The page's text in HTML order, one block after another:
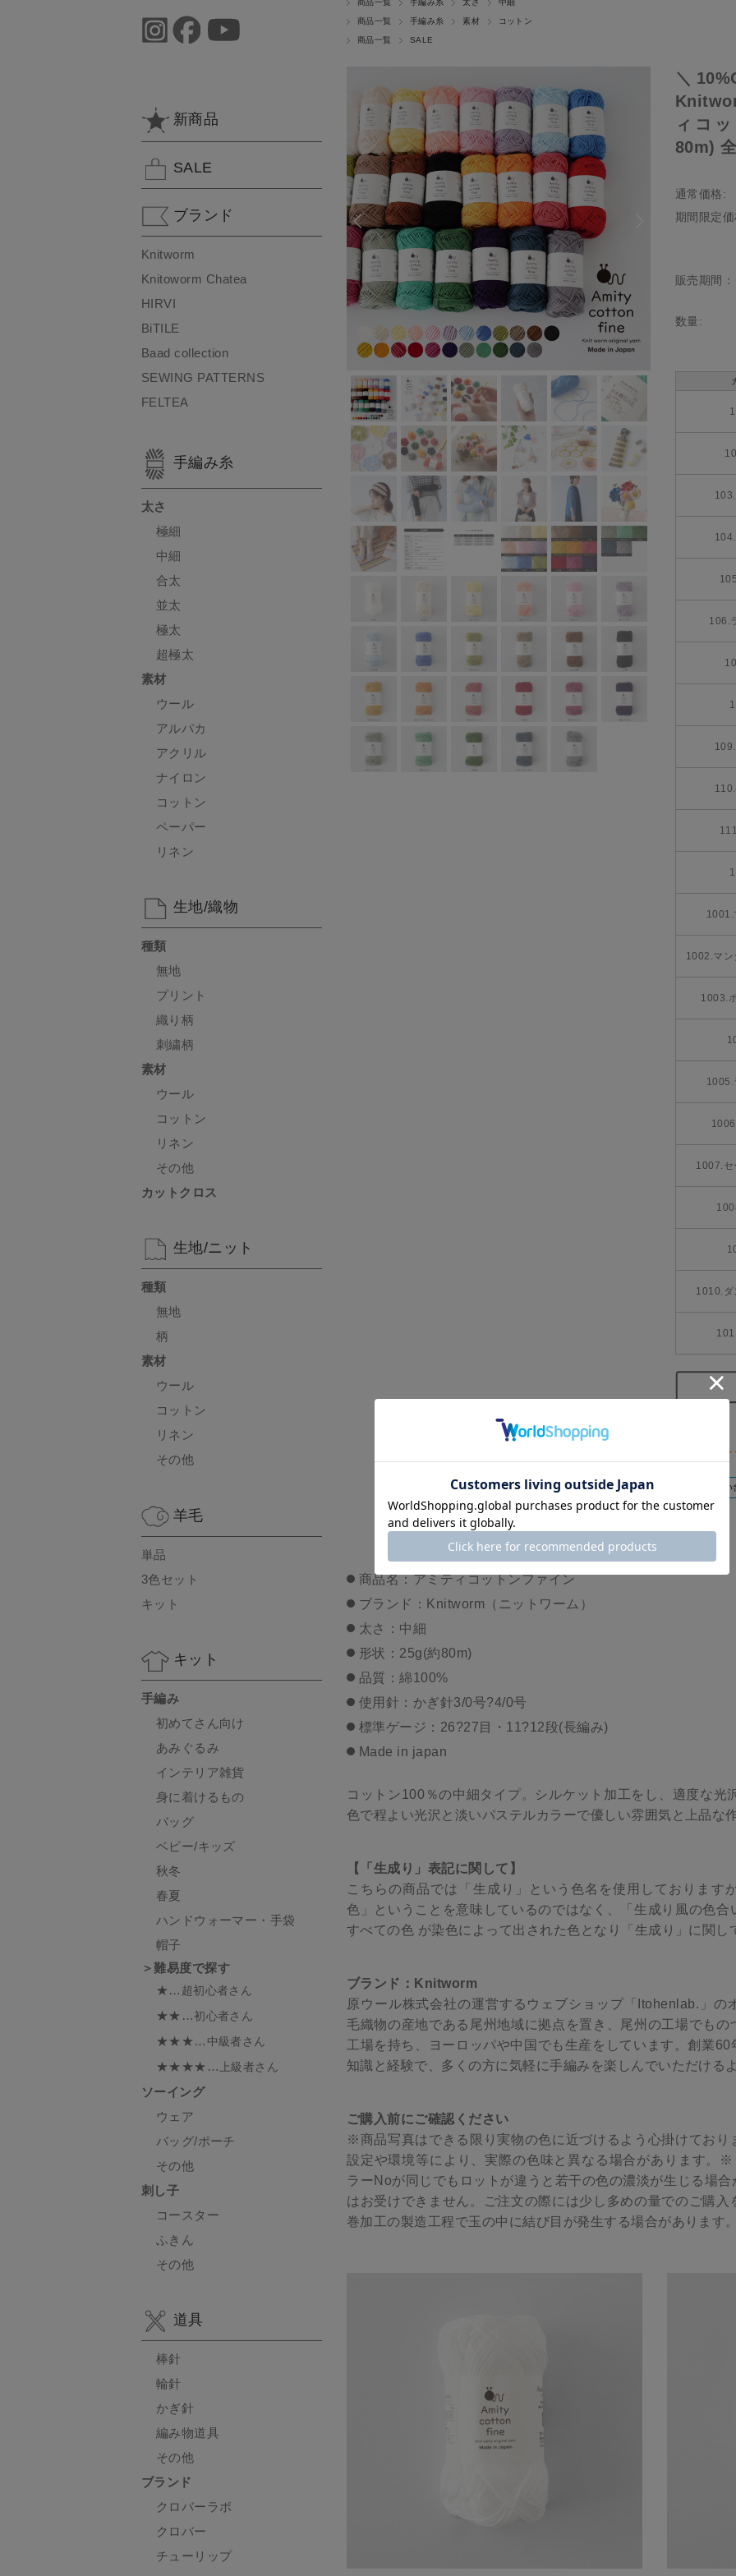
商品一覧 手編み糸 太さ 中細
商品一覧 手編み糸 素材 コットン
商品一覧 SALE
＼
ィコ
80m)
通常価格:
期間限定
販売期間：
数量:
106.
1001.
1002.マン
1003.
1005.
1007.セ
1010.ダ
商品名：アミティコットンファイン
ブランド：Knitworm（ニットワーム）
太さ：中細
形状：25g(約80m)
品質：綿100%
使用針：かぎ針3/0号?4/0号
標準ゲージ：26?27目・11?12段(長編み)
Made in japan
コットン100％の中細タイプ。シルケット加工をし、適度な
色で程よい光沢と淡いパステルカラーで優しい雰囲気と上品な
【「生成り」表記に関して】
こちらの商品では「生成り」という色名を使用しております
色」ということを意味しているのではなく、「生成り風の色
すべての色 が染色によって出された色となり「生成り」に関し
ブランド：Knitworm
原ウール株式会社の運営するウェブショップ「Itohenlab.」の
毛織物の産地である尾州地域に拠点を置き、尾州の工場でも
工場を持ち、ヨーロッパや中国でも生産をしています。創業
知識と経験で、多くの方に気軽に手編みを楽しんでいただける
ご購入前にご確認ください
※商品写真はできる限り実物の色に近づけるよう心掛けてお
設定や環境等により、実際の色味と異なる場合があります。
ラーNoが同じでもロットが違うと若干の色の濃淡が生じる場
はお受けできません。ご注文の際には少し多めの量でのご購
巻加工の製造工程で玉の中に結び目が発生する場合があります
新商品
SALE
ブランド
Knitworm
Knitoworm Chatea
HIRVI
BiTILE
Baad collection
SEWING PATTERNS
FELTEA
手編み糸
太さ
極細
中細
合太
並太
極太
超極太
素材
ウール
アルパカ
アクリル
ナイロン
コットン
ペーパー
リネン
生地/織物
種類
無地
プリント
織り柄
刺繍柄
素材
ウール
コットン
リネン
その他
カットクロス
生地/ニット
種類
無地
柄
素材
ウール
コットン
リネン
その他
羊毛
単品
3色セット
キット
キット
手編み
初めてさん向け
あみぐるみ
インテリア雑貨
身に着けるもの
バッグ
ベビー/キッズ
秋冬
春夏
ハンドウォーマー・手袋
帽子
＞難易度で探す
★… 超初心者さん
★★…初心者さん
★★★… 中級者さん
★★★★… 上級者さん
ソーイング
ウェア
バッグ/ポーチ
その他
刺し子
コースター
ふきん
その他
道具
棒針
輪針
かぎ針
編み物道具
その他
ブランド
クロバーラボ
クロバー
チューリップ